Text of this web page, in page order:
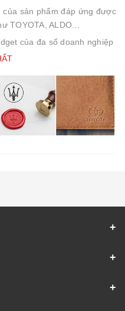
sản phẩm đáp ứng được
TOYOTA, ALDO...
của đa số doanh nghiệp